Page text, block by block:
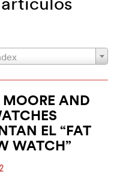
AND
EL “FAT
WATCH”